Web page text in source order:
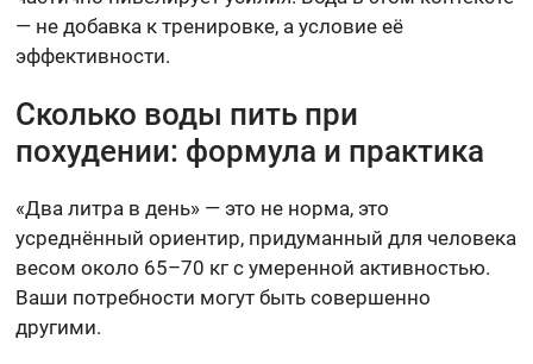
— не добавка к тренировке, а условие её
эффективности.
Сколько воды пить при
похудении: формула и практика
«Два литра в день» — это не норма, это
усреднённый ориентир, придуманный для человека
весом около 65–70 кг с умеренной активностью.
Ваши потребности могут быть совершенно
другими.